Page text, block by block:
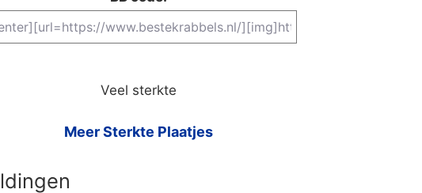
Veel sterkte
Meer Sterkte Plaatjes